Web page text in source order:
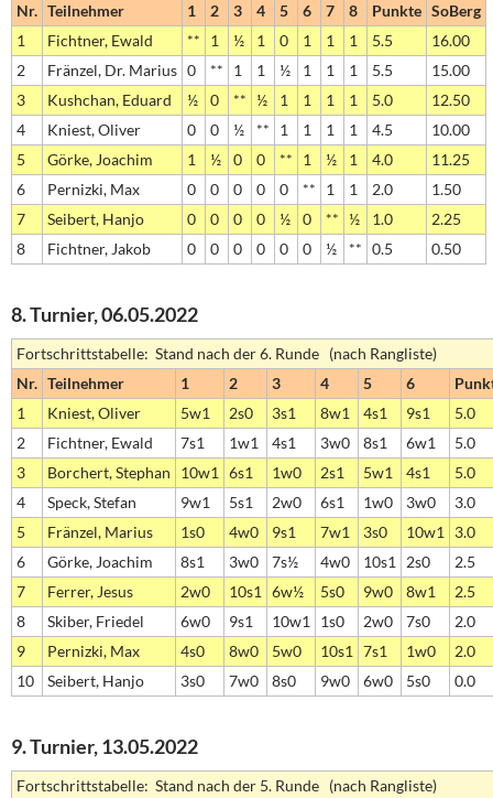
Nr. Teilnehmer 1 2 3 4 5 6 7 8 Punkte SoBerg
1
Fichtner, Ewald ** 1 ½ 1 0 1 1 1 5.5
16.00
2
Fränzel, Dr. Marius 0 ** 1 1 ½ 1 1 1 5.5
15.00
3
Kushchan, Eduard ½ 0 ** ½ 1 1 1 1 5.0
12.50
4
Kniest, Oliver 0 0 ½ ** 1 1 1 1 4.5
10.00
5
Görke, Joachim 1 ½ 0 0 ** 1 ½ 1 4.0
11.25
6
Pernizki, Max 0 0 0 0 0 ** 1 1 2.0
1.50
7
Seibert, Hanjo 0 0 0 0 ½ 0 ** ½ 1.0
2.25
8
Fichtner, Jakob 0 0 0 0 0 0 ½ ** 0.5 0.50
8. Turnier, 06.05.2022
Fortschrittstabelle: Stand nach der 6. Runde (nach Rangliste)
Nr. Teilnehmer 1 2 3 4 5 6
1
Kniest, Oliver 5w1 2s0 3s1 8w1 4s1 9s1
5.0
2
Fichtner, Ewald 7s1 1w1 4s1 3w0 8s1 6w1
5.0
3
Borchert, Stephan 10w1 6s1 1w0 2s1 5w1 4s1
5.0
4
Speck, Stefan 9w1 5s1 2w0 6s1 1w0 3w0
3.0
5
Fränzel, Marius 1s0 4w0 9s1 7w1 3s0 10w1
3.0
6
Görke, Joachim 8s1 3w0 7s½ 4w0 10s1 2s0
2.5
7
Ferrer, Jesus 2w0 10s1 6w½ 5s0 9w0 8w1
2.5
8
Skiber, Friedel 6w0 9s1 10w1 1s0 2w0 7s0
2.0
9
Pernizki, Max 4s0 8w0 5w0 10s1 7s1 1w0
2.0
10
Seibert, Hanjo 3s0 7w0 8s0 9w0 6w0 5s0 0.0
9. Turnier, 13.05.2022
Fortschrittstabelle: Stand nach der 5. Runde (nach Rangliste)